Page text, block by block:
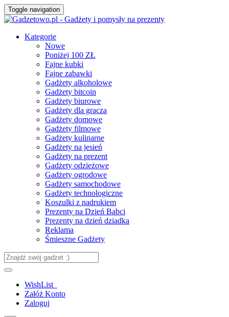
Toggle navigation
Kategorie
Nowe
Poniżej 100 ZŁ
Fajne kubki
Fajne zabawki
Gadżety alkoholowe
Gadżety bitcoin
Gadżety biurowe
Gadżety dla gracza
Gadżety domowe
Gadżety filmowe
Gadżety kulinarne
Gadżety na jesień
Gadżety na prezent
Gadżety odzieżowe
Gadżety ogrodowe
Gadżety samochodowe
Gadżety technologiczne
Koszulki z nadrukiem
Prezenty na Dzień Babci
Prezenty na dzień dziadka
Reklama
Śmieszne Gadżety
WishList
Załóż Konto
Zaloguj